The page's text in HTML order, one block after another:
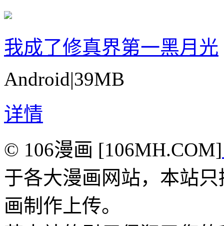
我成了修真界第一黑月光
Android|39MB
详情
© 106漫画 [106MH.COM]
于各大漫画网站，本站
画制作上传。